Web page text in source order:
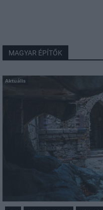
MAGYAR ÉPÍTŐK
Aktuális